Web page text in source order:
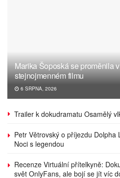
Marika Šoposká se proměnila
stejnojmenném filmu
6 SRPNA, 2026
Trailer k dokudramatu Osamělý
Petr Větrovský o příjezdu
Noci s legendou
Recenze Virtuální přítelkyně:
svět OnlyFans, ale bojí se jít víc